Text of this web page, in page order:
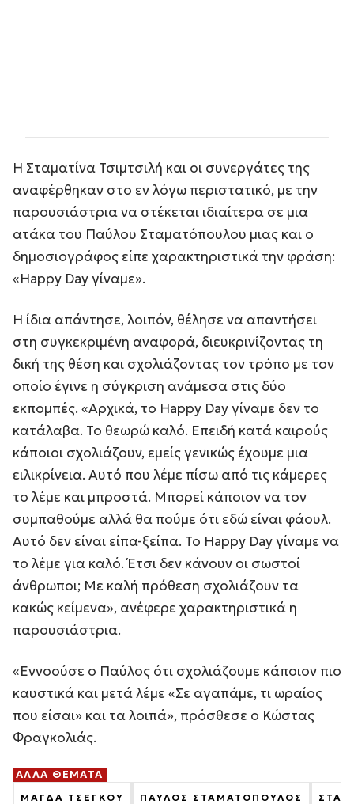
Η Σταματίνα Τσιμτσιλή και οι συνεργάτες της
αναφέρθηκαν στο εν λόγω περιστατικό, με την
παρουσιάστρια να στέκεται ιδιαίτερα σε μια
ατάκα του Παύλου Σταματόπουλου μιας και ο
δημοσιογράφος είπε χαρακτηριστικά την φράση:
«Happy Day γίναμε».
Η ίδια απάντησε, λοιπόν, θέλησε να απαντήσει
στη συγκεκριμένη αναφορά, διευκρινίζοντας τη
δική της θέση και σχολιάζοντας τον τρόπο με τον
οποίο έγινε η σύγκριση ανάμεσα στις δύο
εκπομπές. «Αρχικά, το Happy Day γίναμε δεν το
κατάλαβα. Το θεωρώ καλό. Επειδή κατά καιρούς
κάποιοι σχολιάζουν, εμείς γενικώς έχουμε μια
ειλικρίνεια. Αυτό που λέμε πίσω από τις κάμερες
το λέμε και μπροστά. Μπορεί κάποιον να τον
συμπαθούμε αλλά θα πούμε ότι εδώ είναι φάουλ.
Αυτό δεν είναι είπα-ξείπα. Το Happy Day γίναμε να
το λέμε για καλό. Έτσι δεν κάνουν οι σωστοί
άνθρωποι; Με καλή πρόθεση σχολιάζουν τα
κακώς κείμενα», ανέφερε χαρακτηριστικά η
παρουσιάστρια.
«Εννοούσε ο Παύλος ότι σχολιάζουμε κάποιον πιο
καυστικά και μετά λέμε «Σε αγαπάμε, τι ωραίος
που είσαι» και τα λοιπά», πρόσθεσε ο Κώστας
Φραγκολιάς.
ΑΛΛΑ ΘΕΜΑΤΑ
ΜΑΓΔΑ ΤΣΕΓΚΟΥ ΠΑΥΛΟΣ ΣΤΑΜΑΤΟΠΟΥΛΟΣ